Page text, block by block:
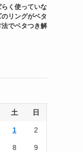
く使っていな
リングがベタ
でベタつき解
土 日
1 2
8 9